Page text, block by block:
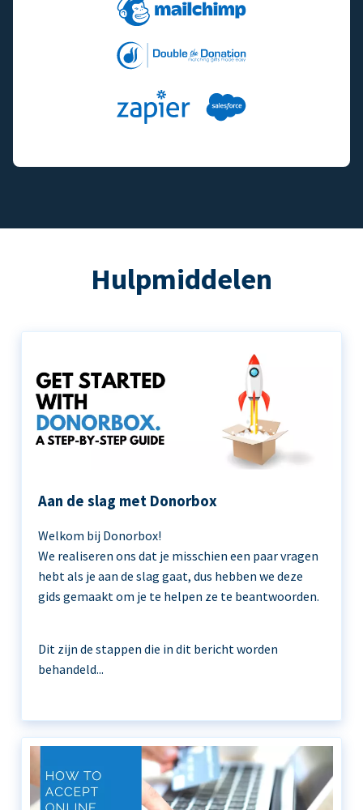
Hulpmiddelen
Aan de slag met Donorbox
Welkom bij Donorbox!
We realiseren ons dat je misschien een paar vragen
hebt als je aan de slag gaat, dus hebben we deze
gids gemaakt om je te helpen ze te beantwoorden.
Dit zijn de stappen die in dit bericht worden
behandeld...